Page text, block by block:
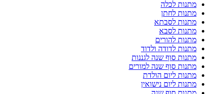
מתנות לכלה
מתנות לחתן
מתנות לסבתא
מתנות לסבא
מתנות להורים
מתנות לדודה ולדוד
מתנות סוף שנה לגננות
מתנות סוף שנה למורים
מתנות ליום הולדת
מתנות ליום נישואין